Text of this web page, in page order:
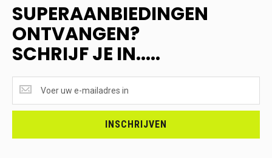
SUPERAANBIEDINGEN
ONTVANGEN?
SCHRIJF JE IN.....
ONTVANGEN?
<br>SCHRIJF
INSCHRIJVEN